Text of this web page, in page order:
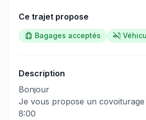
Ce trajet propose
Bagages acceptés
Description
​‌​‍​‌‌​​​‌‌​‌‌​‌‌​‌​‌‌‌​​​​​‌‌​‌​​​​​‌‌​​‌‌​​‌‌​‌​​​​‌‌​‌‌‌​‌‌​‌‌‌‌​‌‌​‌​​​​​‌‌​​​​​​‌‌​​​​​​‌‌​​​‌​‌‌​‌​​​​‌‌‌​‌‌​​‌‌​​‌‌​​‌‌‌​‌​‌​​‌‌​​‌‌​​‌‌​‌‌​​​‌‌​​‌‌​​‌‌​​​‌​‌‌‌​‌‌​​​‌‌​‌​‌​‌‌​‌​‌​​‌‌‌​‌​‌​​‌‌​​‌​‍Bonjour
Je vous propose un covoiturage
8:00